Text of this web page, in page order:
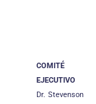
COMITÉ
EJECUTIVO
Dr. Stevenson